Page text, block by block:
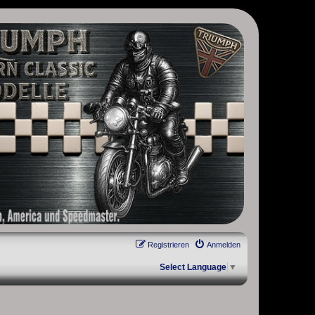
Scrambler, Bobber, Speed Twin, Street Scrambler, Street Twin,
Anmelden
Registrieren
Select Language ▼